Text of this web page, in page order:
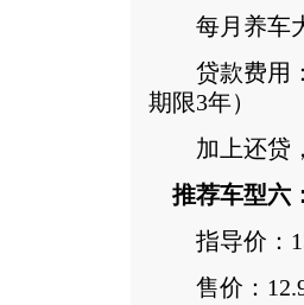
每月养车大
贷款费用：
期限3年）
加上还贷，
推荐车型六
指导价：
售价：